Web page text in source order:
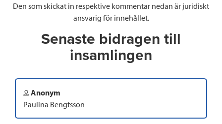
Den som skickat in respektive kommentar nedan är juridiskt
ansvarig för innehållet.
Senaste bidragen till
insamlingen
Anonym
Paulina Bengtsson